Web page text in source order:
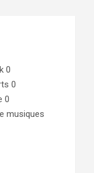
0
0
0
musiques